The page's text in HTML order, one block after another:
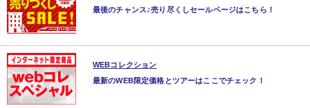
最後のチャンス♪売り尽くしセールページはこちら！
WEBコレクション
最新のWEB限定価格とツアーはここでチェック！